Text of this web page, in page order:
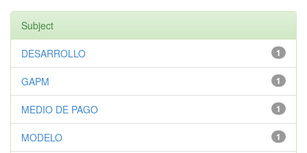
Subject
1
DESARROLLO
1
GAPM
1
MEDIO DE PAGO
1
MODELO